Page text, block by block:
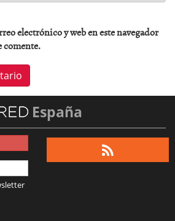
electrónico y web en este navegador
comente.
España